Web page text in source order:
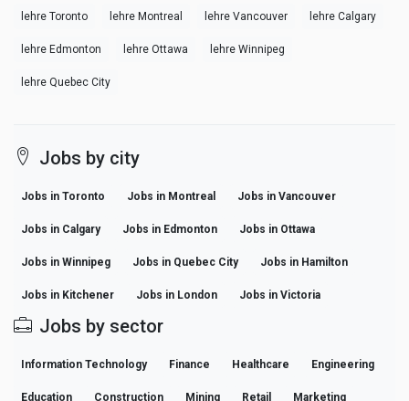
lehre Toronto lehre Montreal lehre Vancouver lehre Calgary
lehre Edmonton lehre Ottawa lehre Winnipeg
lehre Quebec City
Jobs by city
Jobs in Toronto Jobs in Montreal Jobs in Vancouver
Jobs in Calgary Jobs in Edmonton Jobs in Ottawa
Jobs in Winnipeg Jobs in Quebec City Jobs in Hamilton
Jobs in Kitchener Jobs in London Jobs in Victoria
Jobs by sector
Information Technology Finance Healthcare Engineering
Education Construction Mining Retail Marketing